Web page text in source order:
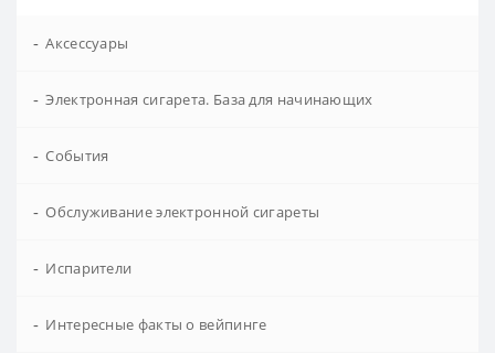
- Аксессуары
- Электронная сигарета. База для начинающих
- События
- Обслуживание электронной сигареты
- Испарители
- Интересные факты о вейпинге